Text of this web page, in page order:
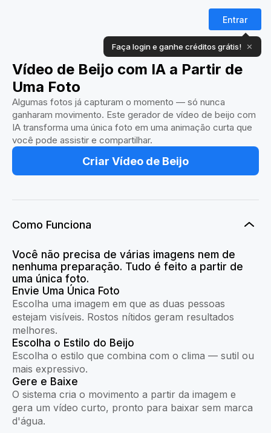
Entrar
Faça login e ganhe créditos grátis! ✕
Vídeo de Beijo com IA a Partir de
Uma Foto
Algumas fotos já capturam o momento — só nunca
ganharam movimento. Este gerador de vídeo de beijo com
IA transforma uma única foto em uma animação curta que
você pode assistir e compartilhar.
Criar Vídeo de Beijo
Como Funciona
Você não precisa de várias imagens nem de
nenhuma preparação. Tudo é feito a partir de
uma única foto.
Envie Uma Única Foto
Escolha uma imagem em que as duas pessoas
estejam visíveis. Rostos nítidos geram resultados
melhores.
Escolha o Estilo do Beijo
Escolha o estilo que combina com o clima — sutil ou
mais expressivo.
Gere e Baixe
O sistema cria o movimento a partir da imagem e
gera um vídeo curto, pronto para baixar sem marca
d'água.